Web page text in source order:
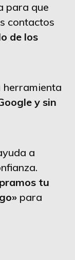
para que
contactos
de los
herramienta
y sin
a
tu
para